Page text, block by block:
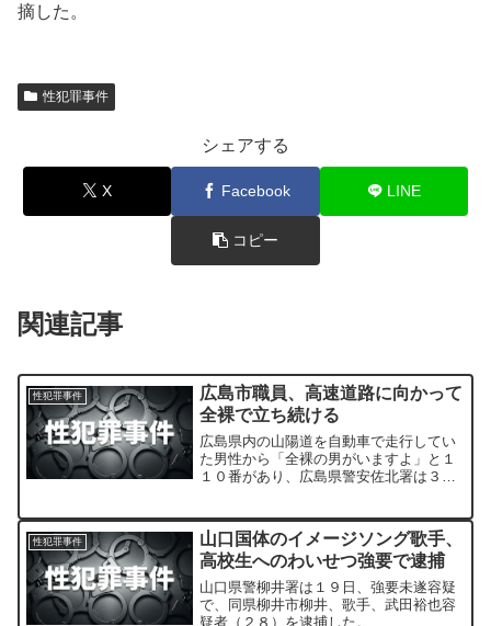
摘した。
性犯罪事件
シェアする
X Facebook LINE
コピー
関連記事
性犯罪事件
広島市職員、高速道路に向かって
全裸で立ち続ける
広島県内の山陽道を自動車で走行してい
た男性から「全裸の男がいますよ」と１
１０番があり、広島県警安佐北署は３
（４２）＝同市安佐北区＝を現行犯逮捕
した。
性犯罪事件
山口国体のイメージソング歌手、
高校生へのわいせつ強要で逮捕
山口県警柳井署は１９日、強要未遂容疑
で、同県柳井市柳井、歌手、武田裕也容
疑者（２８）を逮捕した。